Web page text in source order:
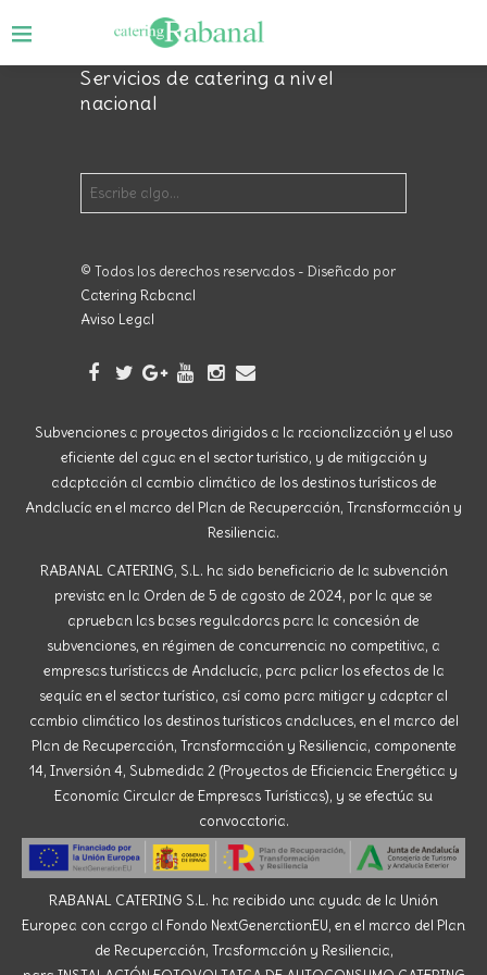
Servicios de catering a nivel
nacional
© Todos los derechos reservados - Diseñado por
Catering Rabanal
Aviso Legal
Subvenciones a proyectos dirigidos a la racionalización y el uso
eficiente del agua en el sector turístico, y de mitigación y
adaptación al cambio climático de los destinos turísticos de
Andalucía en el marco del Plan de Recuperación, Transformación y
Resiliencia.
RABANAL CATERING, S.L. ha sido beneficiario de la subvención
prevista en la Orden de 5 de agosto de 2024, por la que se
aprueban las bases reguladoras para la concesión de
subvenciones, en régimen de concurrencia no competitiva, a
empresas turísticas de Andalucía, para paliar los efectos de la
sequía en el sector turístico, así como para mitigar y adaptar al
cambio climático los destinos turísticos andaluces, en el marco del
Plan de Recuperación, Transformación y Resiliencia, componente
14, Inversión 4, Submedida 2 (Proyectos de Eficiencia Energética y
Economía Circular de Empresas Turísticas), y se efectúa su
convocatoria.
RABANAL CATERING S.L. ha recibido una ayuda de la Unión
Europea con cargo al Fondo NextGenerationEU, en el marco del Plan
de Recuperación, Trasformación y Resiliencia,